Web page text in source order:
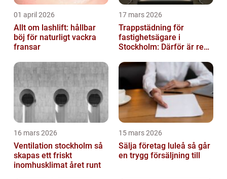
01 april 2026
Allt om lashlift: hållbar
böj för naturligt vackra
fransar
17 mars 2026
Trappstädning för
fastighetsägare i
Stockholm: Därför är rena
investering
16 mars 2026
Ventilation stockholm så
skapas ett friskt
inomhusklimat året runt
15 mars 2026
Sälja företag luleå så går
en trygg försäljning till